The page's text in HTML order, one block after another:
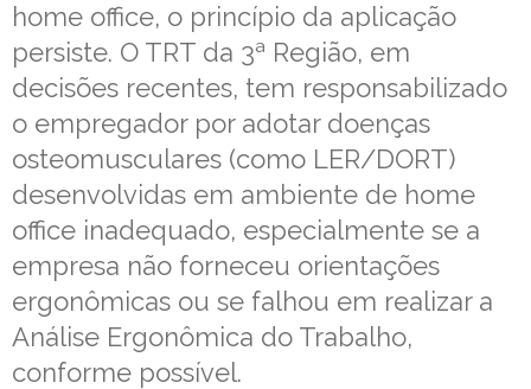
home office, o princípio da aplicação
persiste. O TRT da 3ª Região, em
decisões recentes, tem responsabilizado
o empregador por adotar doenças
osteomusculares (como LER/DORT)
desenvolvidas em ambiente de home
office inadequado, especialmente se a
empresa não forneceu orientações
ergonômicas ou se falhou em realizar a
Análise Ergonômica do Trabalho,
conforme possível.